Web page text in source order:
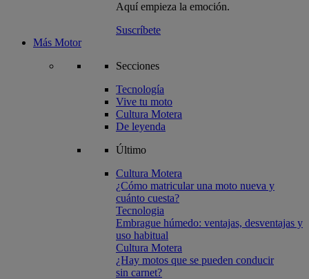
Aquí empieza la emoción.
Suscríbete
Más Motor
Secciones
Tecnología
Vive tu moto
Cultura Motera
De leyenda
Último
Cultura Motera
¿Cómo matricular una moto nueva y
cuánto cuesta?
Tecnologia
Embrague húmedo: ventajas, desventajas y
uso habitual
Cultura Motera
¿Hay motos que se pueden conducir
sin carnet?